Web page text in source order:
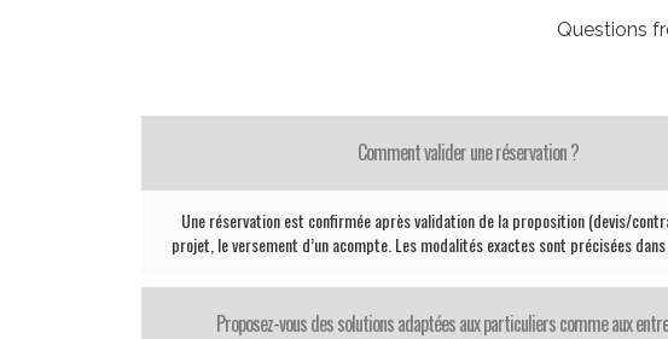
Questions
Comment valider une réservation ?
Une réservation est confirmée après validation de la proposition (devis/
projet, le versement d’un acompte. Les modalités exactes sont précisées
Proposez-vous des solutions adaptées aux particuliers comme aux